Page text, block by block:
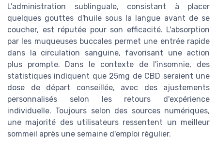
L'administration sublinguale, consistant à placer
quelques gouttes d'huile sous la langue avant de se
coucher, est réputée pour son efficacité. L'absorption
par les muqueuses buccales permet une entrée rapide
dans la circulation sanguine, favorisant une action
plus prompte. Dans le contexte de l'insomnie, des
statistiques indiquent que 25mg de CBD seraient une
dose de départ conseillée, avec des ajustements
personnalisés selon les retours d'expérience
individuelle. Toujours selon des sources numériques,
une majorité des utilisateurs ressentent un meilleur
sommeil après une semaine d'emploi régulier.